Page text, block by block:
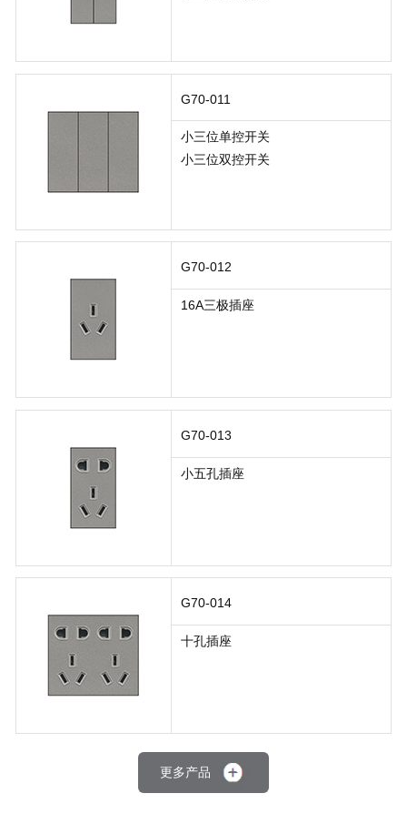
G70-011
小三位单控开关
小三位双控开关
G70-012
16A三极插座
G70-013
小五孔插座
G70-014
十孔插座
更多产品